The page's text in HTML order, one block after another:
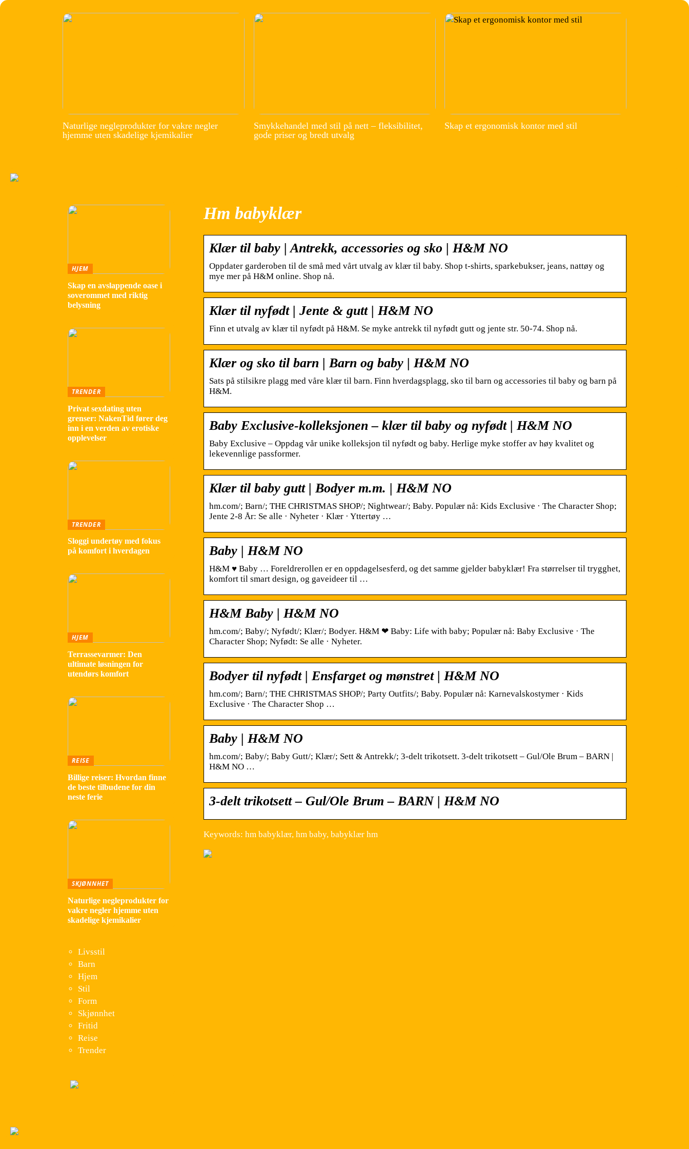
Naturlige negleprodukter for vakre negler
hjemme uten skadelige kjemikalier
Smykkehandel med stil på nett – fleksibilitet,
gode priser og bredt utvalg
Skap et ergonomisk kontor med stil
Hm babyklær
Klær til baby | Antrekk, accessories og sko | H&M NO
Oppdater garderoben til de små med vårt utvalg av klær til baby. Shop t-shirts, sparkebukser, jeans, nattøy og
mye mer på H&M online. Shop nå.
Klær til nyfødt | Jente & gutt | H&M NO
Finn et utvalg av klær til nyfødt på H&M. Se myke antrekk til nyfødt gutt og jente str. 50-74. Shop nå.
Klær og sko til barn | Barn og baby | H&M NO
Sats på stilsikre plagg med våre klær til barn. Finn hverdagsplagg, sko til barn og accessories til baby og barn på
H&M.
Baby Exclusive-kolleksjonen – klær til baby og nyfødt | H&M NO
Baby Exclusive – Oppdag vår unike kolleksjon til nyfødt og baby. Herlige myke stoffer av høy kvalitet og
lekevennlige passformer.
Klær til baby gutt | Bodyer m.m. | H&M NO
hm.com/; Barn/; THE CHRISTMAS SHOP/; Nightwear/; Baby. Populær nå: Kids Exclusive · The Character Shop;
Jente 2-8 År: Se alle · Nyheter · Klær · Yttertøy …
Baby | H&M NO
H&M ♥ Baby … Foreldrerollen er en oppdagelsesferd, og det samme gjelder babyklær! Fra størrelser til trygghet,
komfort til smart design, og gaveideer til …
H&M Baby | H&M NO
hm.com/; Baby/; Nyfødt/; Klær/; Bodyer. H&M ❤ Baby: Life with baby; Populær nå: Baby Exclusive · The
Character Shop; Nyfødt: Se alle · Nyheter.
Bodyer til nyfødt | Ensfarget og mønstret | H&M NO
hm.com/; Barn/; THE CHRISTMAS SHOP/; Party Outfits/; Baby. Populær nå: Karnevalskostymer · Kids
Exclusive · The Character Shop …
Baby | H&M NO
hm.com/; Baby/; Baby Gutt/; Klær/; Sett & Antrekk/; 3-delt trikotsett. 3-delt trikotsett – Gul/Ole Brum – BARN |
H&M NO …
3-delt trikotsett – Gul/Ole Brum – BARN | H&M NO
Keywords: hm babyklær, hm baby, babyklær hm
HJEM
Skap en avslappende oase i
soverommet med riktig
belysning
TRENDER
Privat sexdating uten
grenser: NakenTid fører deg
inn i en verden av erotiske
opplevelser
TRENDER
Sloggi undertøy med fokus
på komfort i hverdagen
HJEM
Terrassevarmer: Den
ultimate løsningen for
utendørs komfort
REISE
Billige reiser: Hvordan finne
de beste tilbudene for din
neste ferie
SKJØNNHET
Naturlige negleprodukter for
vakre negler hjemme uten
skadelige kjemikalier
Livsstil
Barn
Hjem
Stil
Form
Skjønnhet
Fritid
Reise
Trender